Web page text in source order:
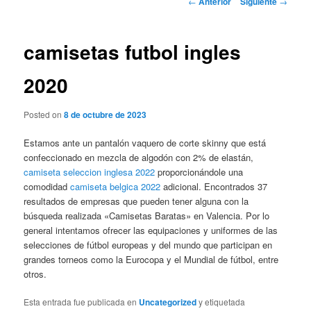
camisetas futbol ingles
2020
Posted on8 de octubre de 2023
Estamos ante un pantalón vaquero de corte skinny que está
confeccionado en mezcla de algodón con 2% de elastán,
camiseta seleccion inglesa 2022 proporcionándole una
comodidadcamiseta belgica 2022 adicional. Encontrados 37
resultados de empresas que pueden tener alguna con la
búsqueda realizada «Camisetas Baratas» en Valencia. Por lo
general intentamos ofrecer las equipaciones y uniformes de las
selecciones de fútbol europeas y del mundo que participan en
grandes torneos como la Eurocopa y el Mundial de fútbol, entre
otros.
Esta entrada fue publicada en Uncategorizedy etiquetada